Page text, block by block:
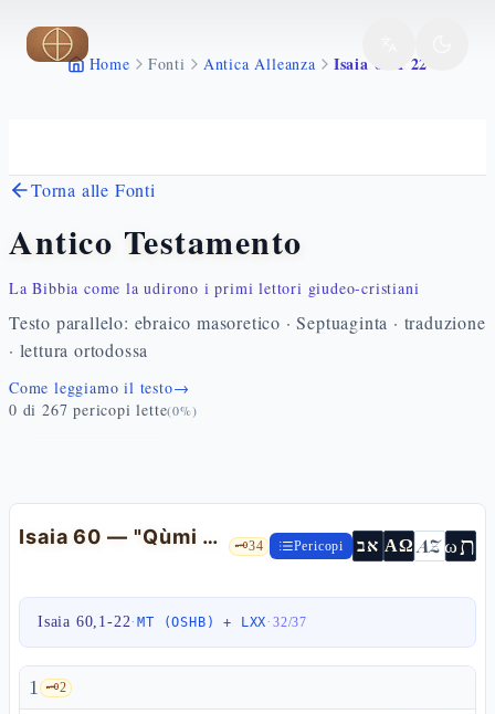
Vai al contenuto principale
Home Fonti Antica Alleanza Isaia 60 1 22
Torna alle Fonti
Antico Testamento
La Bibbia come la udirono i primi lettori giudeo-cristiani
Testo parallelo: ebraico masoretico · Septuaginta · traduzione
· lettura ortodossa
Come leggiamo il testo→
0 di 267 pericopi lette(0%)
Isaia 60 — "Qùmi òri": la glorificazione restaurativa di Sion 🗝️34 Pericopi אב ΑΩ AZωת
Isaia 60,1-22·MT (OSHB) + LXX·32/37
1 🗝️2